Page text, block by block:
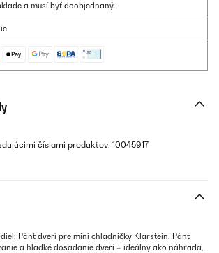
a musí byť doobjednaný.
číslami produktov: 10045917
Pánt dverí pre mini chladničky Klarstein. Pánt
a hladké dosadanie dverí – ideálny ako náhrada,